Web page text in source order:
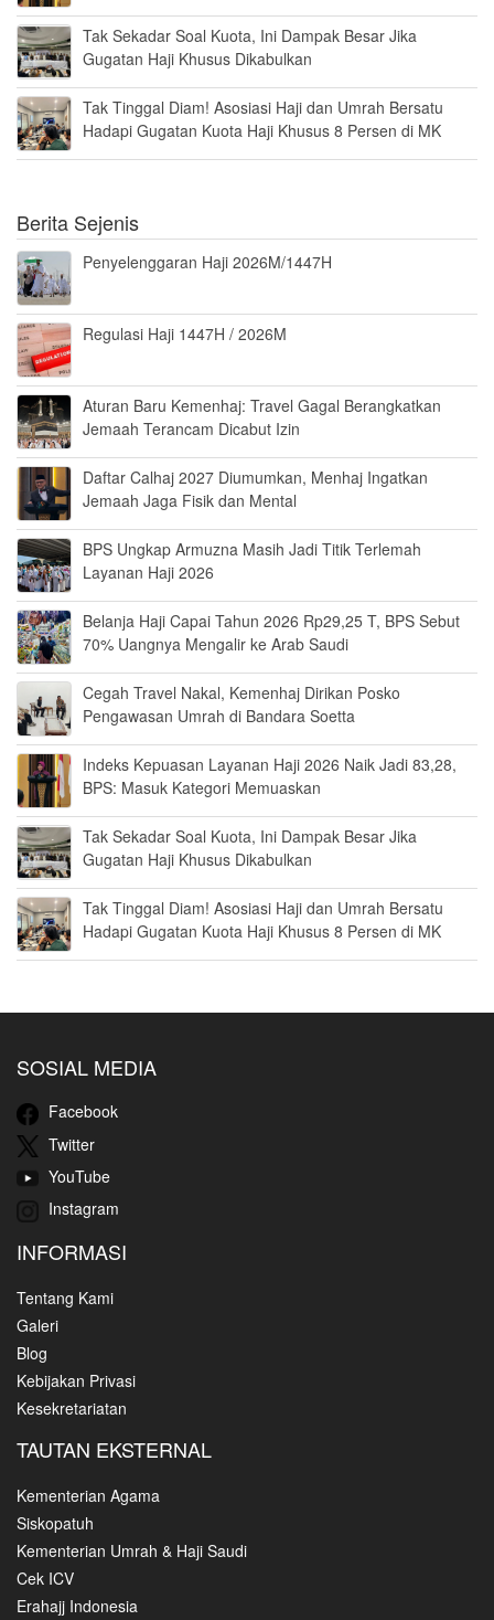
Tak Sekadar Soal Kuota, Ini Dampak Besar Jika
Gugatan Haji Khusus Dikabulkan
Tak Tinggal Diam! Asosiasi Haji dan Umrah Bersatu
Hadapi Gugatan Kuota Haji Khusus 8 Persen di MK
Berita Sejenis
Penyelenggaran Haji 2026M/1447H
Regulasi Haji 1447H / 2026M
Aturan Baru Kemenhaj: Travel Gagal Berangkatkan
Jemaah Terancam Dicabut Izin
Daftar Calhaj 2027 Diumumkan, Menhaj Ingatkan
Jemaah Jaga Fisik dan Mental
BPS Ungkap Armuzna Masih Jadi Titik Terlemah
Layanan Haji 2026
Belanja Haji Capai Tahun 2026 Rp29,25 T, BPS Sebut
70% Uangnya Mengalir ke Arab Saudi
Cegah Travel Nakal, Kemenhaj Dirikan Posko
Pengawasan Umrah di Bandara Soetta
Indeks Kepuasan Layanan Haji 2026 Naik Jadi 83,28,
BPS: Masuk Kategori Memuaskan
Tak Sekadar Soal Kuota, Ini Dampak Besar Jika
Gugatan Haji Khusus Dikabulkan
Tak Tinggal Diam! Asosiasi Haji dan Umrah Bersatu
Hadapi Gugatan Kuota Haji Khusus 8 Persen di MK
SOSIAL MEDIA
Facebook
Twitter
YouTube
Instagram
INFORMASI
Tentang Kami
Galeri
Blog
Kebijakan Privasi
Kesekretariatan
TAUTAN EKSTERNAL
Kementerian Agama
Siskopatuh
Kementerian Umrah & Haji Saudi
Cek ICV
Erahajj Indonesia